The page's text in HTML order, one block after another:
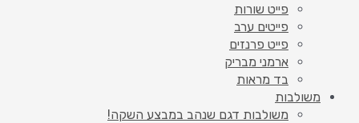
פייט שורות
פייטים ערב
פייט פרנזים
ארמני מבריק
בד מראות
משולבות
משולבות דגם שנהב במבצע השקה!